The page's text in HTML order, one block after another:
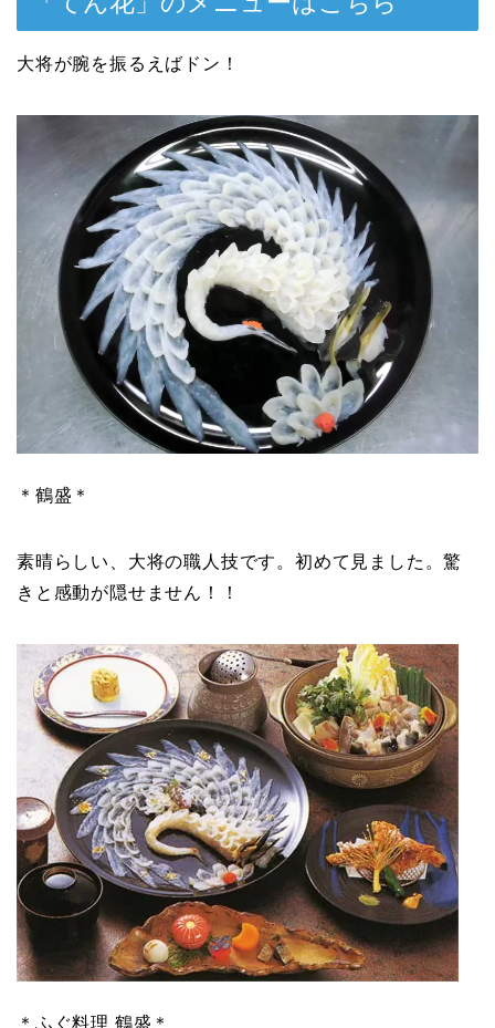
大将が腕を振るえばドン！
＊鶴盛＊
素晴らしい、大将の職人技です。初めて見ました。驚
きと感動が隠せません！！
＊ふぐ料理 鶴盛＊